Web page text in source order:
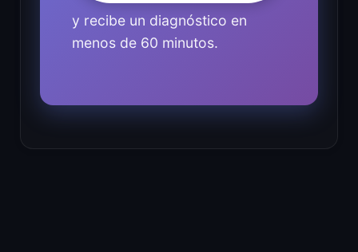
y recibe un diagnóstico en
menos de 60 minutos.